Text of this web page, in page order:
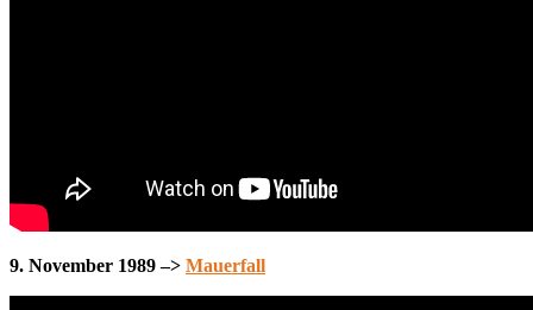
9. November 1989 –> Mauerfall